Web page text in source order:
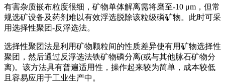
有害杂质嵌布粒度很细，矿物单体解离需将磨至-10 μm，但常
规选矿设备及药剂难以有效浮选脱除该粒级磷矿物。此时可采
用选择性聚团-反浮选法。
选择性聚团法是利用矿物颗粒间的性质差异使有用矿物选择性
聚团，然后通过反浮选法铁矿物磷分离(或与其他脉石矿物分
离)。该方法具有普遍适用性，操作起来较为简单，成本较低
且容易应用于工业生产中。